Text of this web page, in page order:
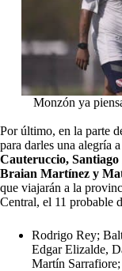
Monzón ya
Por último, en la parte
para darles una alegría
Cauteruccio,
Braian Martínez y
que viajarán a la
Central, el 11 probable
Rodrigo Rey;
Edgar Elizalde,
Martín